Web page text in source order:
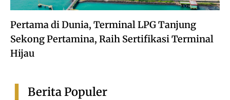
Pertama di Dunia, Terminal LPG Tanjung
Sekong Pertamina, Raih Sertifikasi Terminal
Hijau
Berita Populer